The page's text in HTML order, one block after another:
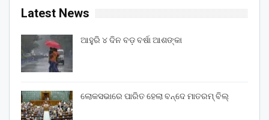
Latest News
ଆହୁରି ୪ ଦିନ ବଡ଼ ବର୍ଷା ଆଶଙ୍କା
ଲୋକସଭାରେ ପାରିତ ହେଲା ବନ୍ଦେ ମାତରମ୍‌ ବିଲ୍‌